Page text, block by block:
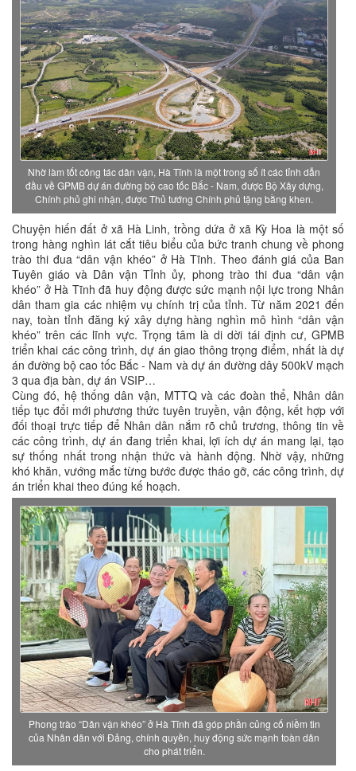
Nhờ làm tốt công tác dân vận, Hà Tĩnh là một trong số ít các tỉnh dẫn
đầu về GPMB dự án đường bộ cao tốc Bắc - Nam , được Bộ Xây dựng,
Chính phủ ghi nhận, được Thủ tướng Chính phủ tặng bằng khen.
Chuyện hiến đất ở xã Hà Linh, trồng dứa ở xã Kỳ Hoa là một số
trong hàng nghìn lát cắt tiêu biểu của bức tranh chung về phong
trào thi đua “dân vận khéo” ở Hà Tĩnh. Theo đánh giá của Ban
Tuyên giáo và Dân vận Tỉnh ủy, phong trào thi đua “dân vận
khéo” ở Hà Tĩnh đã huy động được sức mạnh nội lực trong Nhân
dân tham gia các nhiệm vụ chính trị của tỉnh. Từ năm 2021 đến
nay, toàn tỉnh đăng ký xây dựng hàng nghìn mô hình “dân vận
khéo” trên các lĩnh vực. Trọng tâm là di dời tái định cư, GPMB
triển khai các công trình, dự án giao thông trọng điểm, nhất là dự
án đường bộ cao tốc Bắc - Nam và dự án đường dây 500kV mạch
3 qua địa bàn, dự án VSIP…
Cùng đó, hệ thống dân vận, MTTQ và các đoàn thể, Nhân dân
tiếp tục đổi mới phương thức tuyên truyền, vận động, kết hợp với
đối thoại trực tiếp để Nhân dân nắm rõ chủ trương, thông tin về
các công trình, dự án đang triển khai, lợi ích dự án mang lại, tạo
sự thống nhất trong nhận thức và hành động. Nhờ vậy, những
khó khăn, vướng mắc từng bước được tháo gỡ, các công trình, dự
án triển khai theo đúng kế hoạch.
Phong trào “Dân vận khéo” ở Hà Tĩnh đã góp phần củng cố niềm tin
của Nhân dân với Đảng, chính quyền, huy động sức mạnh toàn dân
cho phát triển.